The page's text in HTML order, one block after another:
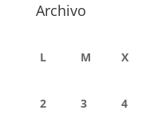
Archivo
L M X
2
3 4